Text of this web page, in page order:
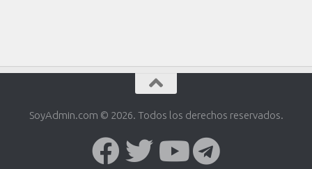
SoyAdmin.com © 2026. Todos los derechos reservados.